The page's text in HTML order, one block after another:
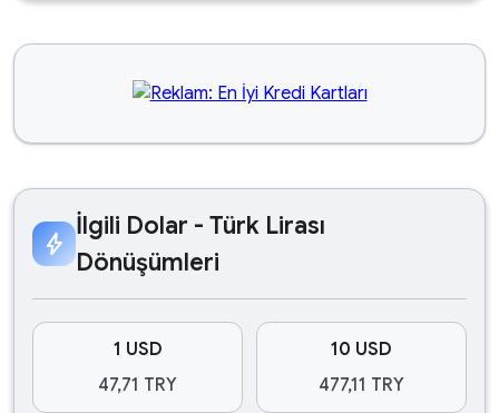
bolt
İlgili Dolar - Türk Lirası
Dönüşümleri
1 USD
47,71 TRY
10 USD
477,11 TRY